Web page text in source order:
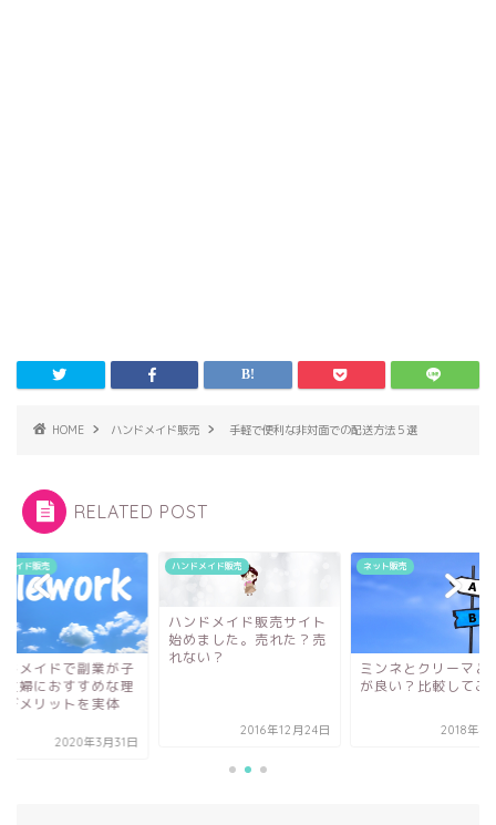
HOME ハンドメイド販売 手軽で便利な非対面での配送方法５選
RELATED POST
メイド販売
ドメイドで副業が子
主婦におすすめな理
デメリットを実体
2020年3月31日
ハンドメイド販売
ハンドメイド販売サイト
始めました。売れた？売
れない？
2016年12月24日
ネット販売
ミンネとクリーマど
が良い？比較してみ
2018年4